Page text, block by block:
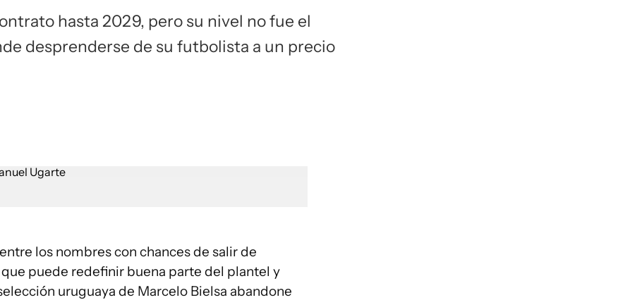
hasta 2029, pero su nivel no fue el
desprenderse de su futbolista a un precio
los nombres con chances de salir de
puede redefinir buena parte del plantel y
uruguaya de Marcelo Bielsa abandone